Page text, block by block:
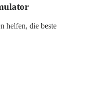
helfen, die beste